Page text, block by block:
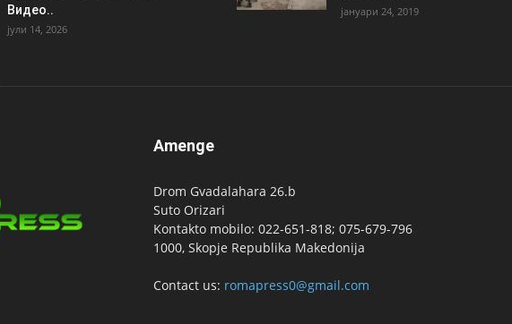
Видео..
јули 14, 2026
јануари 24, 2019
Amenge
Drom Gvadalahara 26.b
Suto Orizari
Kontakto mobilo: 022-651-818; 075-679-796
1000, Skopje Republika Makedonija
Contact us: romapress0@gmail.com